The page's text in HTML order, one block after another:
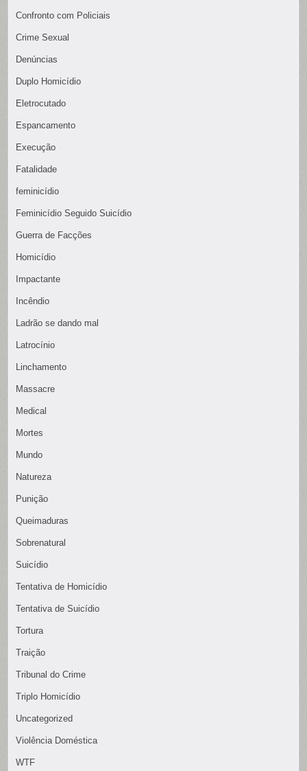
Confronto com Policiais
Crime Sexual
Denúncias
Duplo Homicídio
Eletrocutado
Espancamento
Execução
Fatalidade
feminicídio
Feminicídio Seguido Suicídio
Guerra de Facções
Homicídio
Impactante
Incêndio
Ladrão se dando mal
Latrocínio
Linchamento
Massacre
Medical
Mortes
Mundo
Natureza
Punição
Queimaduras
Sobrenatural
Suicídio
Tentativa de Homicídio
Tentativa de Suicídio
Tortura
Traição
Tribunal do Crime
Triplo Homicídio
Uncategorized
Violência Doméstica
WTF